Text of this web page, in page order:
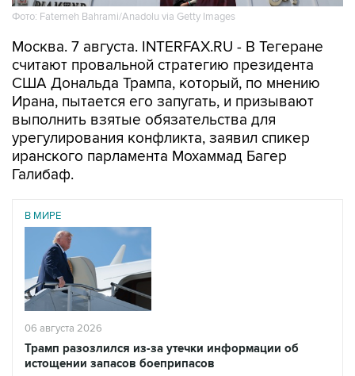
Фото: Fatemeh Bahrami/Anadolu via Getty Images
Москва. 7 августа. INTERFAX.RU - В Тегеране
считают провальной стратегию президента
США Дональда Трампа, который, по мнению
Ирана, пытается его запугать, и призывают
выполнить взятые обязательства для
урегулирования конфликта, заявил спикер
иранского парламента Мохаммад Багер
Галибаф.
В МИРЕ
06 августа 2026
Трамп разозлился из-за утечки информации об
истощении запасов боеприпасов